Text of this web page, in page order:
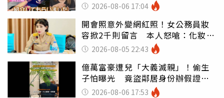
2026-08-06 17:04
開會照意外變網紅照！女公務員妝
容掀2千則留言 本人怒嗆：化妝有
錯嗎2026-08-05 22:43
億萬富豪遭兒「大義滅親」！偷生
子怕曝光 竟盜鄰居身份辦假證落
戶 2026-08-06 17:53